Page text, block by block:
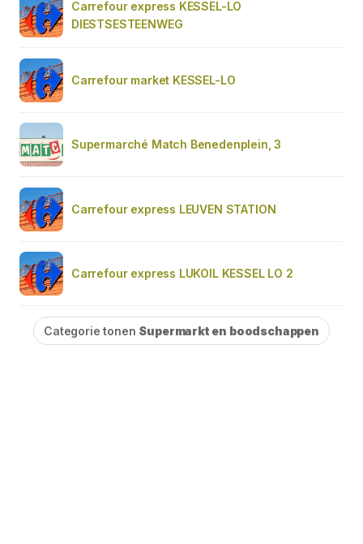
Carrefour express KESSEL-LO
DIESTSESTEENWEG
Carrefour market KESSEL-LO
Supermarché Match Benedenplein, 3
Carrefour express LEUVEN STATION
Carrefour express LUKOIL KESSEL LO 2
Categorie tonen Supermarkt en boodschappen